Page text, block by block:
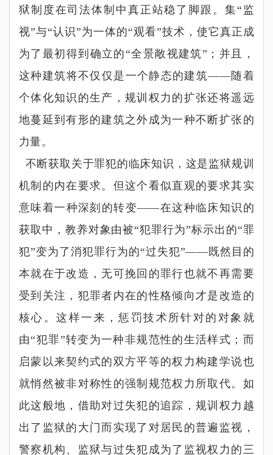
狱制度在司法体制中真正站稳了脚跟。集“ 监
视”与“认识”为一体的“观看”技术，使它真正成
为了最初得到确立的 “全景敞视建筑” ；并且，
这种建筑将不仅仅是一个静态的建筑——随着
个体化知识的生产，规训权力的扩张还将遥远
地蔓延到有形的建筑之外成为一种不断扩张的
力量。
不断获取关于罪犯的临床知识，这是监狱规训
机制的内在要求。但这个看似直观的要求其实
意味着一种深刻的转变——在这种临床知识的
获取中，教养对象由被“犯罪行为”标示出的“罪
犯”变为了消犯罪行为的“过失犯”——既然目的
本就在于改造，无可挽回的罪行也就不再需要
受到关注，犯罪者内在的性格倾向才是改造的
核心。这样一来，惩罚技术所针对的对象就
由“犯罪”转变为一种非规范性的生活样式；而
启蒙以来契约式的双方平等的权力构建学说也
就悄然被非对称性的强制规范权力所取代。如
此这般地，借助对过失犯的追踪，规训权力越
出了监狱的大门而实现了对居民的普遍监视，
警察机构、监狱与过失犯成为了监视权力的三